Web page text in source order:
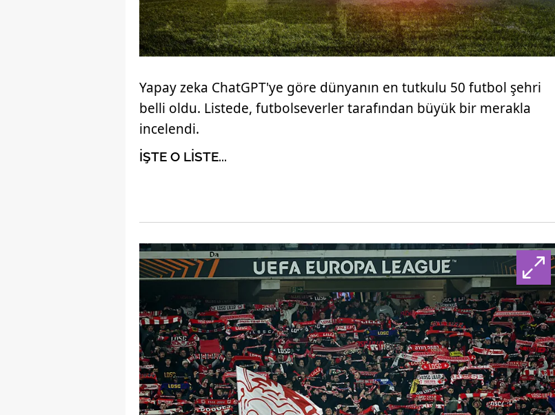
Yapay zeka ChatGPT'ye göre dünyanın en tutkulu 50 futbol şehri
belli oldu. Listede, futbolseverler tarafından büyük bir merakla
incelendi.
İŞTE O LİSTE...